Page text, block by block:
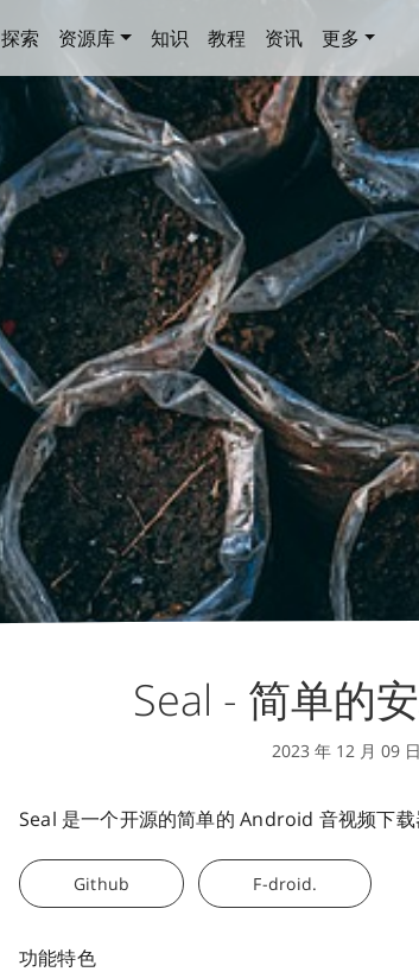
探索 资源库 知识 教程 资讯 更多
Seal - 简单的
2023 年 12 月 09 日
Seal 是一个开源的简单的 Android 音视频下载
Github F-droid.
功能特色